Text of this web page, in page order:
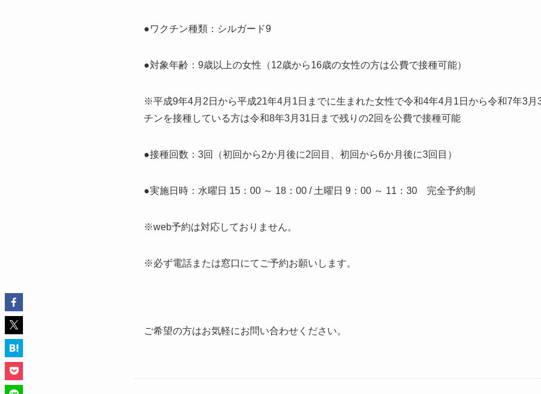
●ワクチン種類：シルガード9
●対象年齢：9歳以上の女性（12歳から16歳の女性の方は公費で接種可能）
※平成9年4月2日から平成21年4月1日までに生まれた女性で令和4年4月1日から令和7年3月
チンを接種している方は令和8年3月31日まで残りの2回を公費で接種可能
●接種回数：3回（初回から2か月後に2回目、初回から6か月後に3回目）
●実施日時：水曜日 15：00 ～ 18：00 / 土曜日 9：00 ～ 11：30 完全予約制
※web予約は対応しておりません。
※必ず電話または窓口にてご予約お願いします。
ご希望の方はお気軽にお問い合わせください。